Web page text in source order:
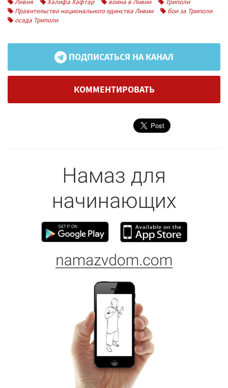
Правительство национального единства Ливии
бои за Триполи
осада Триполи
ПОДПИСАТЬСЯ НА КАНАЛ
КОММЕНТИРОВАТЬ